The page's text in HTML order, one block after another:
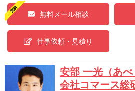
無料メール相談
仕事依頼・見積り
安部 一光（あ
会社コマース総